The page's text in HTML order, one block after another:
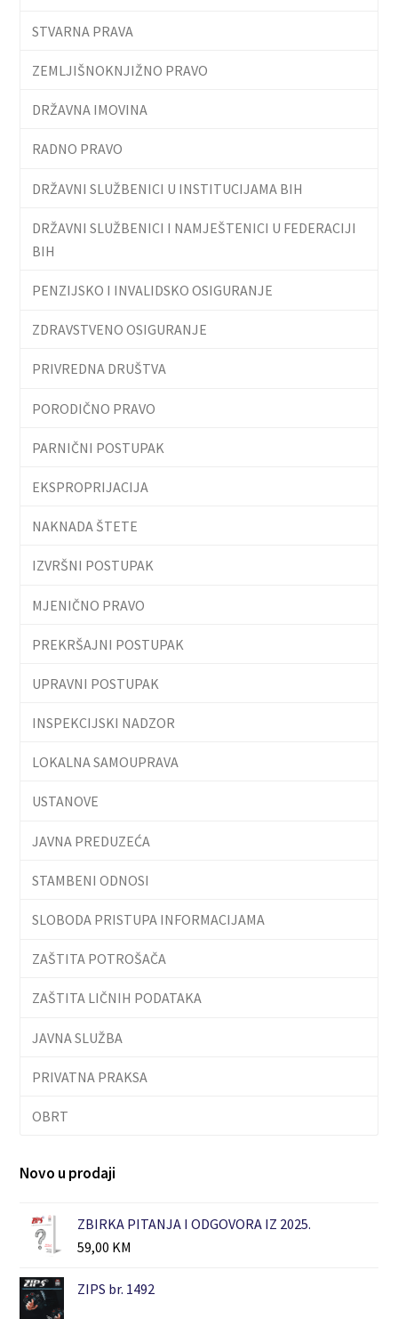
STVARNA PRAVA
ZEMLJIŠNOKNJIŽNO PRAVO
DRŽAVNA IMOVINA
RADNO PRAVO
DRŽAVNI SLUŽBENICI U INSTITUCIJAMA BIH
DRŽAVNI SLUŽBENICI I NAMJEŠTENICI U FEDERACIJI
BIH
PENZIJSKO I INVALIDSKO OSIGURANJE
ZDRAVSTVENO OSIGURANJE
PRIVREDNA DRUŠTVA
PORODIČNO PRAVO
PARNIČNI POSTUPAK
EKSPROPRIJACIJA
NAKNADA ŠTETE
IZVRŠNI POSTUPAK
MJENIČNO PRAVO
PREKRŠAJNI POSTUPAK
UPRAVNI POSTUPAK
INSPEKCIJSKI NADZOR
LOKALNA SAMOUPRAVA
USTANOVE
JAVNA PREDUZEĆA
STAMBENI ODNOSI
SLOBODA PRISTUPA INFORMACIJAMA
ZAŠTITA POTROŠAČA
ZAŠTITA LIČNIH PODATAKA
JAVNA SLUŽBA
PRIVATNA PRAKSA
OBRT
Novo u prodaji
ZBIRKA PITANJA I ODGOVORA IZ 2025.
59,00 KM
ZIPS br. 1492